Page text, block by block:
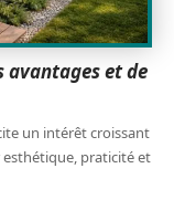
avantages et de
un intérêt croissant
praticité et